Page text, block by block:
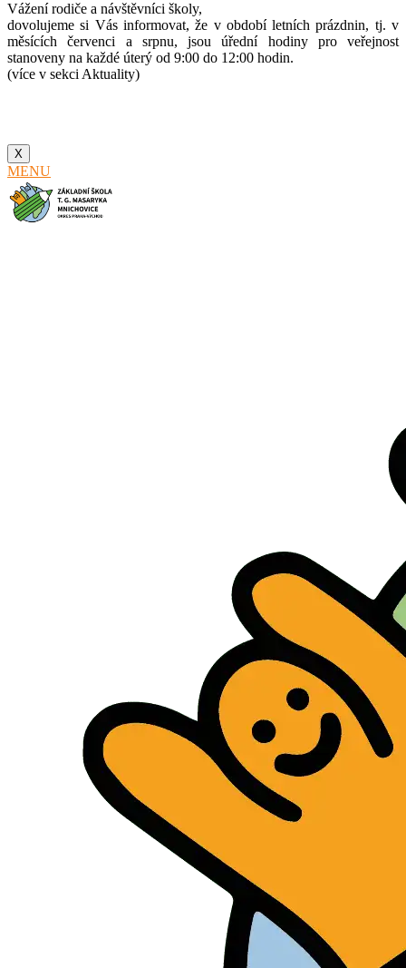
Vážení rodiče a návštěvníci školy,
dovolujeme si Vás informovat, že v období letních prázdnin, tj. v
měsících červenci a srpnu, jsou úřední hodiny pro veřejnost
stanoveny na každé úterý od 9:00 do 12:00 hodin.
(více v sekci Aktuality)
X
MENU